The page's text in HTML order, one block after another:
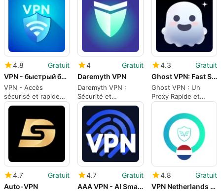
4.8
Gratuit
VPN - быстрый безопасный ВПН
VPN - Accès
sécurisé et rapide
pour iPhone
4
Gratuit
Daremyth VPN
Daremyth VPN :
Sécurité et
Performance en
Ligne
4.3
Gratuit
Ghost VPN: Fast Safe Proxy
Ghost VPN : Un
Proxy Rapide et
Sécurisé
4.7
Gratuit
Auto-VPN
4.7
Gratuit
AAA VPN - AI Smart Proxy
4.8
Gratuit
VPN Netherlands Circle